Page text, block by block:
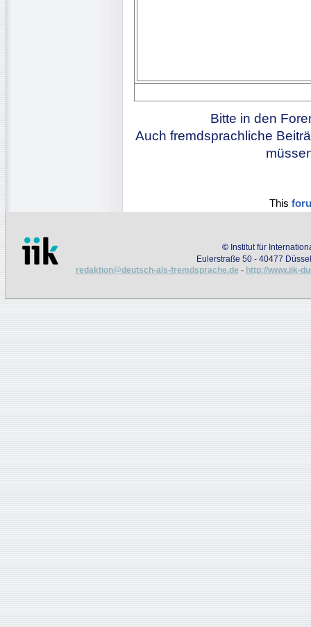
Bitte in den
Auch fremdsprachliche
This
© Institut für
Eulerstraße 50 - 40477
redaktion@deutsch-als-fremdsprache.de - http://www.iik-